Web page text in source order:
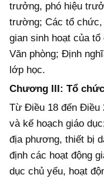
trưởng, phó hiệu
trường; Các tổ
gian sinh hoạt của
Văn phòng; Định
lớp học.
Chương III: Tổ
Từ Điều 18 đến Điều
và kế hoạch giáo
địa phương, thiết bị
định các hoạt động
dục chủ yếu, hoạt